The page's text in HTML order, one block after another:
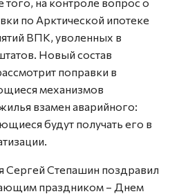
по Арктической ипотеке
ВПК, уволенных в
Новый состав
поправки в
механизмов
взамен аварийного:
будут получать его в
Сергей Степашин поздравил
праздником – Днем